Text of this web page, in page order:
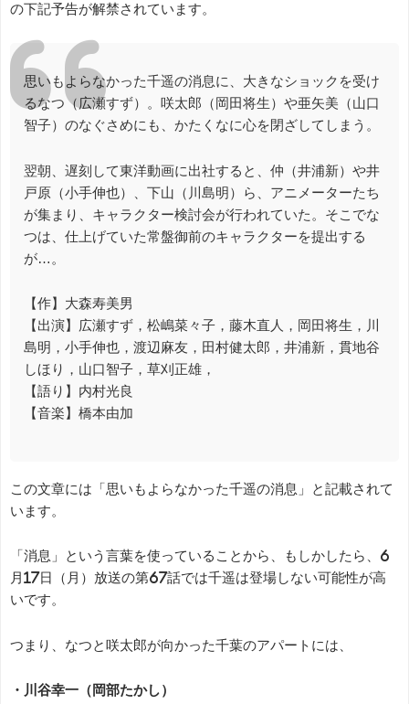
の下記予告が解禁されています。
思いもよらなかった千遥の消息に、大きなショックを受け
るなつ（広瀬すず）。咲太郎（岡田将生）や亜矢美（山口
智子）のなぐさめにも、かたくなに心を閉ざしてしまう。
翌朝、遅刻して東洋動画に出社すると、仲（井浦新）や井
戸原（小手伸也）、下山（川島明）ら、アニメーターたち
が集まり、キャラクター検討会が行われていた。そこでな
つは、仕上げていた常盤御前のキャラクターを提出する
が…。
【作】大森寿美男
【出演】広瀬すず，松嶋菜々子，藤木直人，岡田将生，川
島明，小手伸也，渡辺麻友，田村健太郎，井浦新，貫地谷
しほり，山口智子，草刈正雄，
【語り】内村光良
【音楽】橋本由加
この文章には「思いもよらなかった千遥の消息」と記載されて
います。
「消息」という言葉を使っていることから、もしかしたら、6
月17日（月）放送の第67話では千遥は登場しない可能性が高
いです。
つまり、なつと咲太郎が向かった千葉のアパートには、
・川谷幸一（岡部たかし）